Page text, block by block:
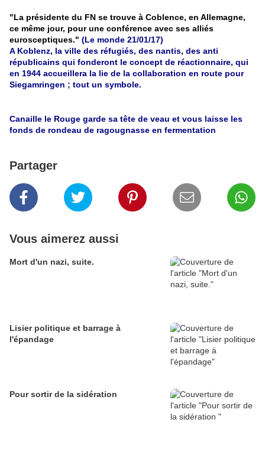
"La présidente du FN se trouve à Coblence, en Allemagne,
ce même jour, pour une conférence avec ses alliés
eurosceptiques." (Le monde 21/01/17)
A Koblenz, la ville des réfugiés, des nantis, des anti
républicains qui fonderont le concept de réactionnaire, qui
en 1944 accueillera la lie de la collaboration en route pour
Siegamringen ; tout un symbole.
Canaille le Rouge garde sa tête de veau et vous laisse les
fonds de rondeau de ragougnasse en fermentation
Partager
Vous aimerez aussi
Mort d'un nazi, suite.
Lisier politique et barrage à
l'épandage
Pour sortir de la sidération